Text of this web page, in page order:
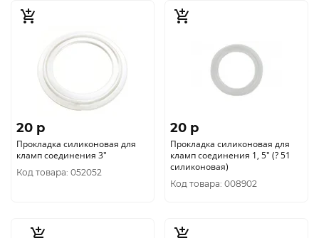
20 p
Прокладка силиконовая для
кламп соединения 3"
Код товара: 052052
20 p
Прокладка силиконовая для
кламп соединения 1, 5" (? 51
силиконовая)
Код товара: 008902